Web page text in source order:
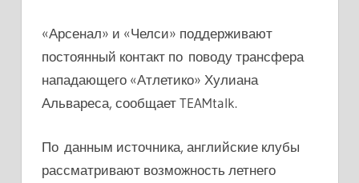
«Арсенал» и «Челси» поддерживают
постоянный контакт по поводу трансфера
нападающего «Атлетико» Хулиана
Альвареса, сообщает TEAMtalk.
По данным источника, английские клубы
рассматривают возможность летнего